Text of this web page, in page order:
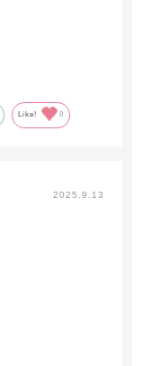
Like! 0
2025.9.13